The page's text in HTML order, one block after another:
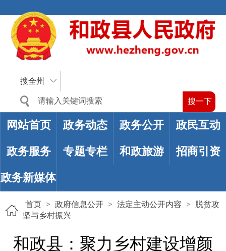
搜全州
网站首页 政务动态 政务公开 政民互动
政务服务 专题专栏 和政旅游 招商引资
政务新媒体
首页 > 政府信息公开 > 法定主动公开内容 >
脱贫攻
坚与乡村振兴
和政县：聚力乡村建设增颜